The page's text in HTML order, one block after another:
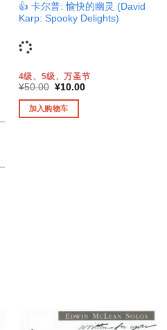
👍 卡尔普: 愉快的幽灵 (David
Karp: Spooky Delights)
4级、5级、万圣节
¥50.00 原
为：
¥50.00。
¥10.00当
加入购物车